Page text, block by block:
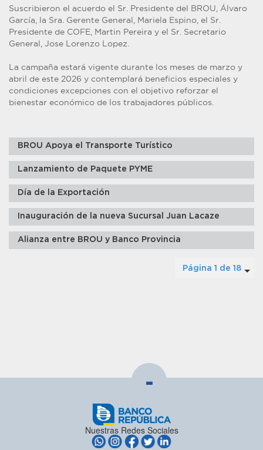
Suscribieron el acuerdo el Sr. Presidente del BROU, Álvaro
García, la Sra. Gerente General, Mariela Espino, el Sr.
Presidente de COFE, Martin Pereira y el Sr. Secretario
General, Jose Lorenzo Lopez.
La campaña estará vigente durante los meses de marzo y
abril de este 2026 y contemplará beneficios especiales y
condiciones excepciones con el objetivo reforzar el
bienestar económico de los trabajadores públicos.
BROU Apoya el Transporte Turístico
Lanzamiento de Paquete PYME
Día de la Exportación
Inauguración de la nueva Sucursal Juan Lacaze
Alianza entre BROU y Banco Provincia
Página 1 de 18
-
Nuestras Redes Sociales